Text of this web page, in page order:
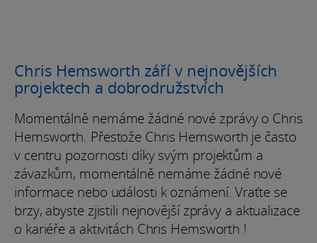
Chris Hemsworth září v nejnovějších
projektech a dobrodružstvích
Momentálně nemáme žádné nové zprávy o Chris
Hemsworth. Přestože Chris Hemsworth je často
v centru pozornosti díky svým projektům a
závazkům, momentálně nemáme žádné nové
informace nebo události k oznámení. Vraťte se
brzy, abyste zjistili nejnovější zprávy a aktualizace
o kariéře a aktivitách Chris Hemsworth !